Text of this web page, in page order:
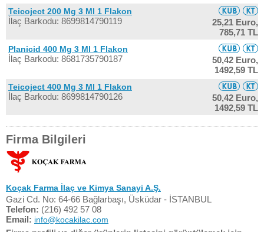
Teicoject 200 Mg 3 Ml 1 Flakon
İlaç Barkodu: 8699814790119
25,21 Euro,
785,71 TL
Planicid 400 Mg 3 Ml 1 Flakon
İlaç Barkodu: 8681735790187
50,42 Euro,
1492,59 TL
Teicoject 400 Mg 3 Ml 1 Flakon
İlaç Barkodu: 8699814790126
50,42 Euro,
1492,59 TL
Firma Bilgileri
Koçak Farma İlaç ve Kimya Sanayi A.Ş.
Gazi Cd. No: 64-66 Bağlarbaşı, Üsküdar - İSTANBUL
Telefon: (216) 492 57 08
Email: info@kocakilac.com